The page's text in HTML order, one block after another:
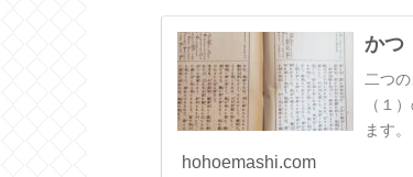
かつ
二つ
（１
ます。
hohoemashi.com